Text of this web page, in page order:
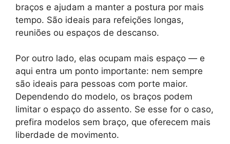
braços e ajudam a manter a postura por mais
tempo. São ideais para refeições longas,
reuniões ou espaços de descanso.
Por outro lado, elas ocupam mais espaço — e
aqui entra um ponto importante: nem sempre
são ideais para pessoas com porte maior.
Dependendo do modelo, os braços podem
limitar o espaço do assento. Se esse for o caso,
prefira modelos sem braço, que oferecem mais
liberdade de movimento.